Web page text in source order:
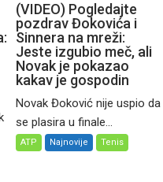
(VIDEO) Pogledajte
pozdrav Đokovića i
Sinnera na mreži:
Jeste izgubio meč, ali
Novak je pokazao
kakav je gospodin
Novak Đoković nije uspio da
se plasira u finale...
ATP Najnovije Tenis